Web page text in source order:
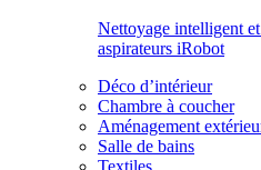
Nettoyage intelligent
aspirateurs iRobot
Déco d’intérieur
Chambre à coucher
Aménagement
Salle de bains
Textiles